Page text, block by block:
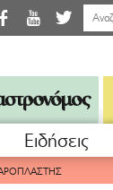
Eιδήσεις